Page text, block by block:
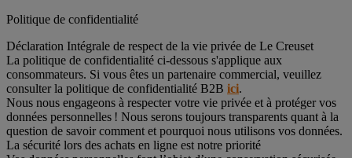
Politique de confidentialité
Déclaration Intégrale de respect de la vie privée de Le Creuset
La politique de confidentialité ci-dessous s'applique aux
consommateurs. Si vous êtes un partenaire commercial, veuillez
consulter la politique de confidentialité B2B ici.
Nous nous engageons à respecter votre vie privée et à protéger vos
données personnelles ! Nous serons toujours transparents quant à la
question de savoir comment et pourquoi nous utilisons vos données.
La sécurité lors des achats en ligne est notre priorité